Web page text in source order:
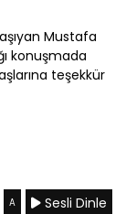
Mustafa
konuşmada
teşekkür
A Sesli Dinle